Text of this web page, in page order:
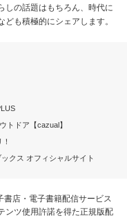
しの話題はもちろん、時代に
も積極的にシェアします。
トドア【cazual】
ックス オフィシャルサイト
書店・電子書籍配信サービス
ンツ使用許諾を得た正規版配